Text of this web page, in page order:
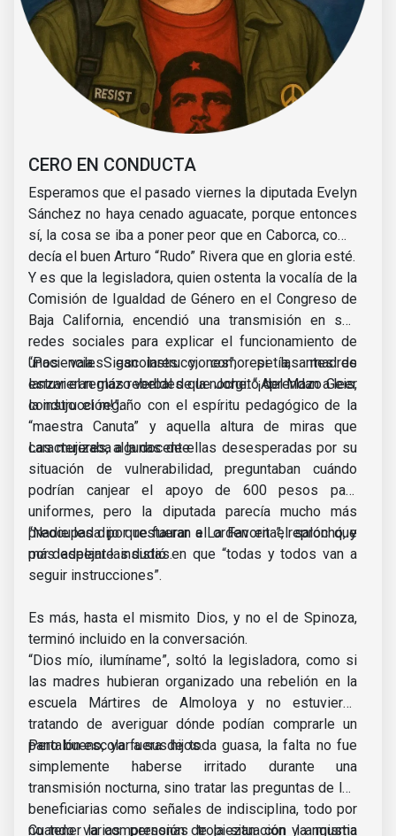
CERO EN CONDUCTA
Esperamos que el pasado viernes la diputada Evelyn
Sánchez no haya cenado aguacate, porque entonces
sí, la cosa se iba a poner peor que en Caborca, como
decía el buen Arturo “Rudo” Rivera que en gloria esté.
Y es que la legisladora, quien ostenta la vocalía de la
Comisión de Igualdad de Género en el Congreso de
Baja California, encendió una transmisión en sus
redes sociales para explicar el funcionamiento de
unos vales escolares y, como si las madres
estuvieran más rebeldes que Jorgito del Mazo Geis,
condujo el regaño con el espíritu pedagógico de la
“maestra Canuta” y aquella altura de miras que
caracterizaba a la docente.
“Paciencia. Sigan instrucciones”, repetía, antes de
lanzar el reglazo verbal de la noche: “¡Aprendan a leer
la instrucción!”.
Las mujeres, algunas de ellas desesperadas por su
situación de vulnerabilidad, preguntaban cuándo
podrían canjear el apoyo de 600 pesos para
uniformes, pero la diputada parecía mucho más
preocupada por restaurar el orden en el salón que
por despejar las dudas.
“Nadie les dijo que fueran a La Favorita”, reprochó, y
más adelante insistió en que “todas y todos van a
seguir instrucciones”.
Es más, hasta el mismito Dios, y no el de Spinoza,
terminó incluido en la conversación.
“Dios mío, ilumíname”, soltó la legisladora, como si
las madres hubieran organizado una rebelión en la
escuela Mártires de Almoloya y no estuvieran
tratando de averiguar dónde podían comprarle un
pantalón escolar a sus hijos.
Pero bueno, ya fuera de toda guasa, la falta no fue
simplemente haberse irritado durante una
transmisión nocturna, sino tratar las preguntas de las
beneficiarias como señales de indisciplina, todo por
no tener la comprensión de la situación y angustia
Cuando varias personas tropiezan con la misma